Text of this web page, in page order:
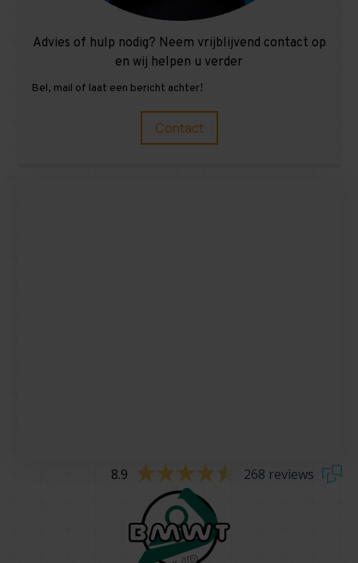
Advies of hulp nodig? Neem vrijblijvend contact op
en wij helpen u verder
Bel, mail of laat een bericht achter!
Contact
8.9 268 reviews